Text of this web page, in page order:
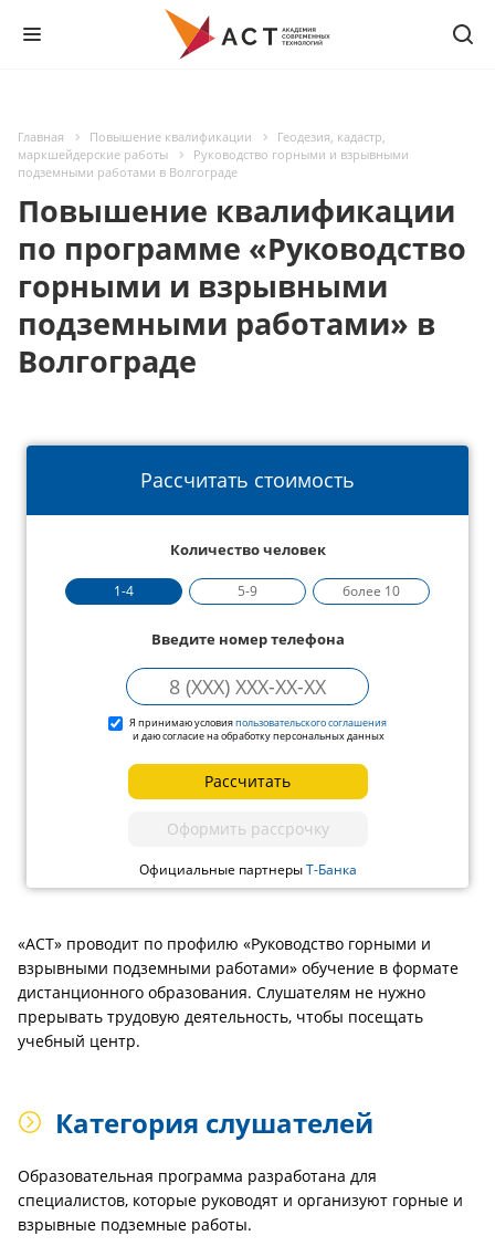
Главная Повышение квалификации
Геодезия, кадастр,
маркшейдерские работы
Руководство горными и взрывными
подземными работами в Волгограде
Повышение квалификации
по программе «Руководство
горными и взрывными
подземными работами» в
Волгограде
Рассчитать стоимость
Количество человек
1-4 5-9 более 10
Введите номер телефона
Я принимаю условияпользовательского соглашения
и даю согласие на обработку персональных данных
Рассчитать
Оформить рассрочку
Официальные партнерыТ-Банка
«АСТ» проводит по профилю «Руководство горными и
взрывными подземными работами» обучение в формате
дистанционного образования. Слушателям не нужно
прерывать трудовую деятельность, чтобы посещать
учебный центр.
Категория слушателей
Образовательная программа разработана для
специалистов, которые руководят и организуют горные и
взрывные подземные работы.